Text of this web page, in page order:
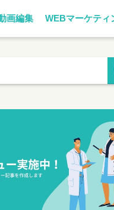
画編集 WEBマーケティ